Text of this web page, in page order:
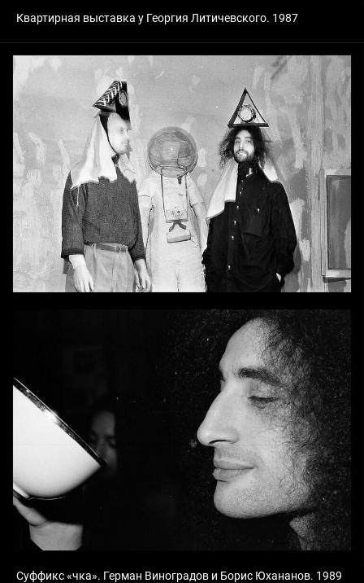
Квартирная выставка у Георгия Литичевского. 1987
Суффикс «чка». Герман Виноградов и Борис Юхананов. 1989